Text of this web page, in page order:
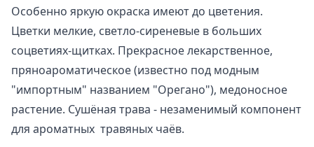
Особенно яркую окраска имеют до цветения.
Цветки мелкие, светло-сиреневые в больших
соцветиях-щитках. Прекрасное лекарственное,
пряноароматическое (известно под модным
"импортным" названием "Орегано"), медоносное
растение. Сушёная трава - незаменимый компонент
для ароматных травяных чаёв.